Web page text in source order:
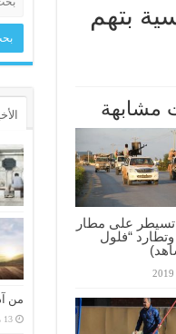
بتهم
مشابهة
تسيطر على مطار
“فلول
من
13 مارس، 2026